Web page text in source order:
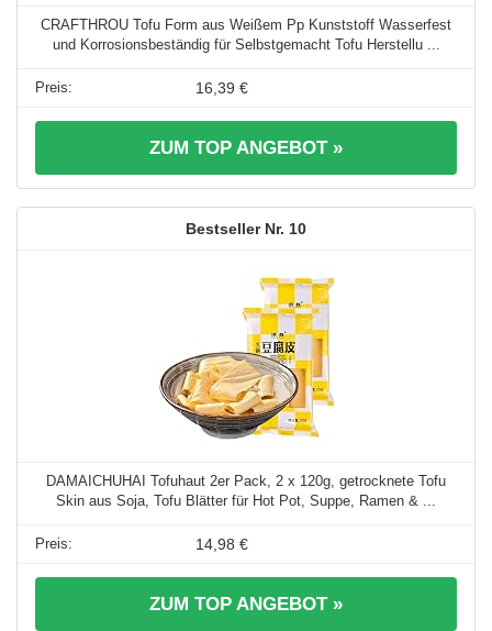
CRAFTHROU Tofu Form aus Weißem Pp Kunststoff Wasserfest
und Korrosionsbeständig für Selbstgemacht Tofu Herstellu ...
16,39 €
ZUM TOP ANGEBOT »
10
DAMAICHUHAI Tofuhaut 2er Pack, 2 x 120g, getrocknete Tofu
Skin aus Soja, Tofu Blätter für Hot Pot, Suppe, Ramen & ...
14,98 €
ZUM TOP ANGEBOT »